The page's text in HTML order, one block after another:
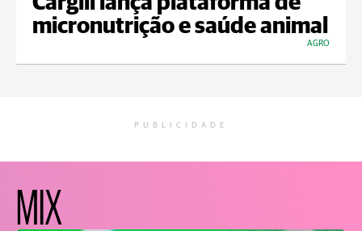
micronutrição e saúde animal
AGRO
PUBLICIDADE
MIX